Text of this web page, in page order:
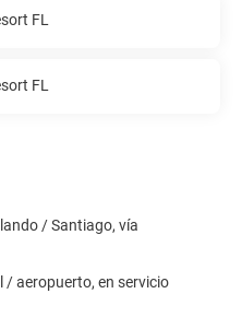
FL
FL
/ Santiago, vía
aeropuerto, en servicio